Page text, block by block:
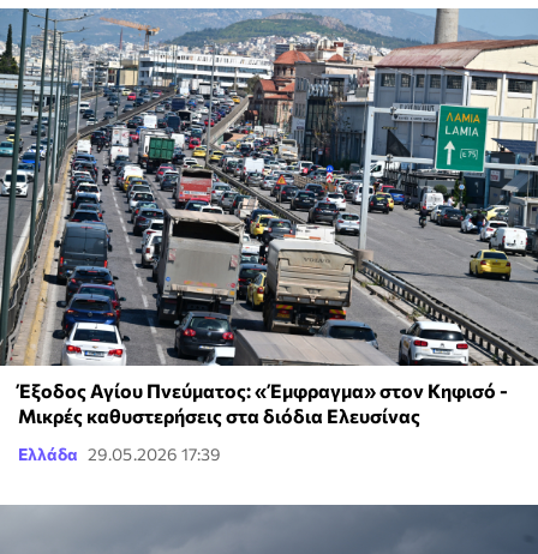
Έξοδος Αγίου Πνεύματος: «Έμφραγμα» στον Κηφισό -
Μικρές καθυστερήσεις στα διόδια Ελευσίνας
Ελλάδα 29.05.2026 17:39